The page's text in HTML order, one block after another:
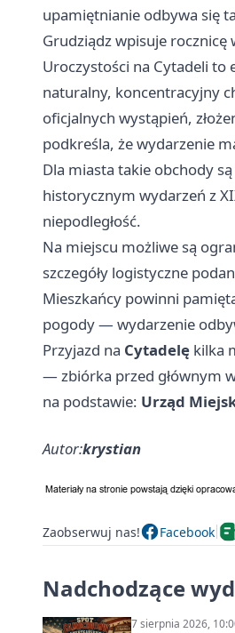
upamiętnianie odbywa się
Grudziądz wpisuje
Uroczystości na Cytadeli
naturalny, koncentracyjny
oficjalnych wystąpień,
podkreśla, że wydarzenie
Dla miasta takie obchody
historycznym wydarzeń z
niepodległość.
Na miejscu możliwe są
szczegóły logistyczne
Mieszkańcy powinni
pogody — wydarzenie
Przyjazd na Cytadelę kilka
— zbiórka przed głównym
na podstawie: Urząd
Autor:krystian
Zaobserwuj nas! Facebook
Nadchodzące
7 sierpnia 2026,